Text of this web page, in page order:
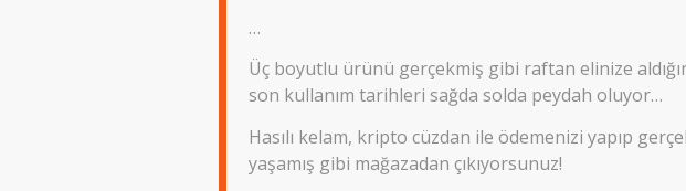
…
Üç boyutlu ürünü gerçekmiş gibi raftan elinize
son kullanım tarihleri sağda solda peydah oluyor…
Hasılı kelam, kripto cüzdan ile ödemenizi yapıp
yaşamış gibi mağazadan çıkıyorsunuz!